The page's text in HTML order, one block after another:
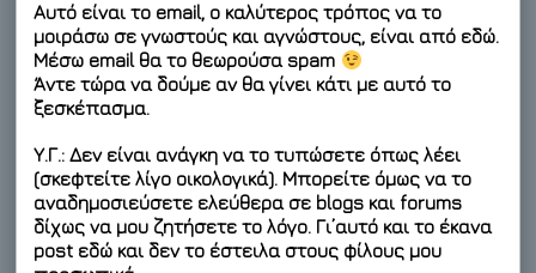
Αυτό είναι το email, ο καλύτερος τρόπος να το
μοιράσω σε γνωστούς και αγνώστους, είναι από εδώ.
Μέσω email θα το θεωρούσα spam
Άντε τώρα να δούμε αν θα γίνει κάτι με αυτό το
ξεσκέπασμα.
Υ.Γ.: Δεν είναι ανάγκη να το τυπώσετε όπως λέει
(σκεφτείτε λίγο οικολογικά). Μπορείτε όμως να το
αναδημοσιεύσετε ελεύθερα σε blogs και forums
δίχως να μου ζητήσετε το λόγο. Γι’αυτό και το έκανα
post εδώ και δεν το έστειλα στους φίλους μου